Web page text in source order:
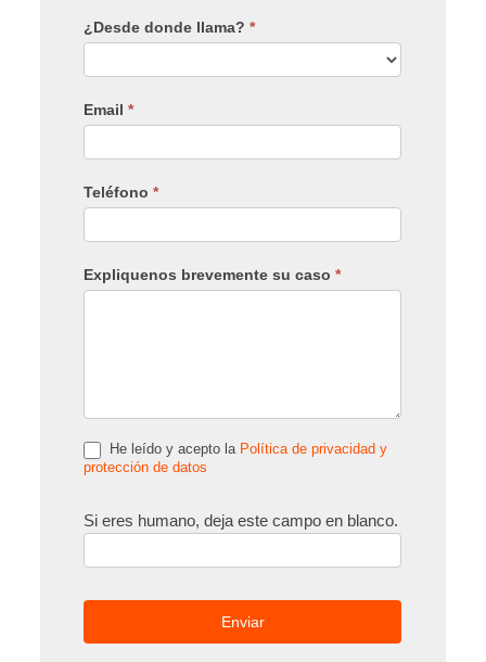
¿Desde donde llama?*
Email*
Teléfono*
Expliquenos brevemente su caso*
He leído y acepto la Política de privacidad y
protección de datos
Si eres humano, deja este campo en blanco.